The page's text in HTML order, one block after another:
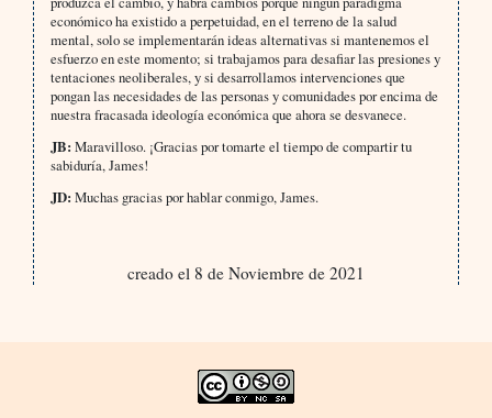
económico ha existido a perpetuidad, en el terreno de la salud
mental, solo se implementarán ideas alternativas si mantenemos el
esfuerzo en este momento; si trabajamos para desafiar las presiones y
tentaciones neoliberales, y si desarrollamos intervenciones que
pongan las necesidades de las personas y comunidades por encima de
nuestra fracasada ideología económica que ahora se desvanece.
JB: Maravilloso. ¡Gracias por tomarte el tiempo de compartir tu
sabiduría, James!
JD: Muchas gracias por hablar conmigo, James.
creado el 8 de Noviembre de 2021